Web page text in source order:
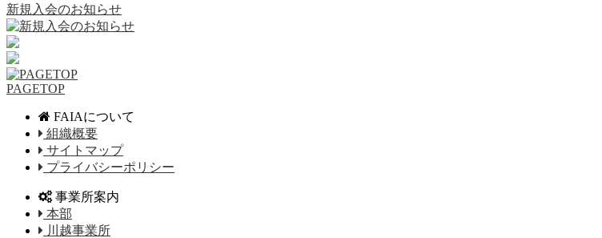
新規入会のお知らせ
PAGETOP
FAIAについて
組織概要
サイトマップ
プライバシーポリシー
事業所案内
本部
川越事業所